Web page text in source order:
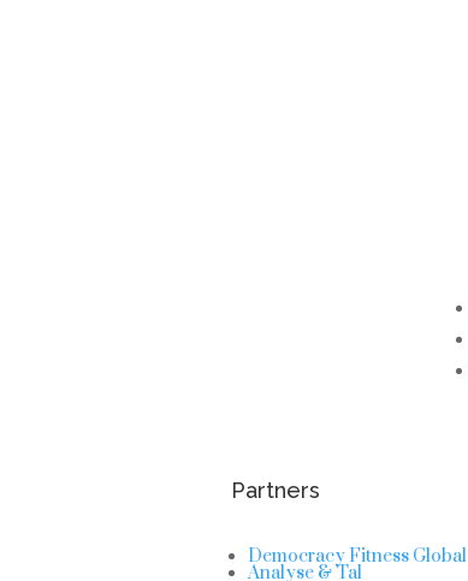
Partners
Democracy Fitness Global
Analyse & Tal